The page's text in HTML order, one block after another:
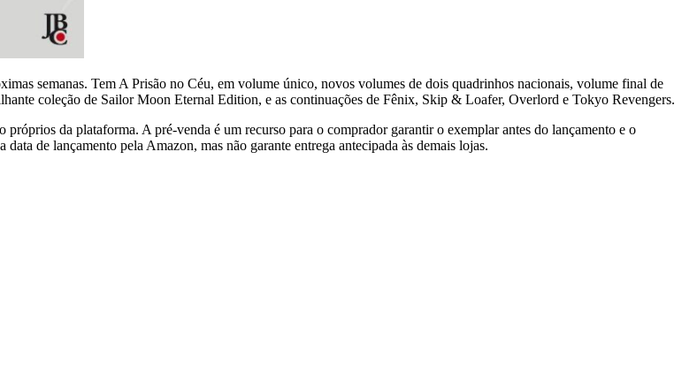
semanas. Tem A Prisão no Céu, em volume único, novos volumes de dois quadrinhos nacionais, volume final de
coleção de Sailor Moon Eternal Edition, e as continuações de Fênix, Skip & Loafer, Overlord e Tokyo Revengers.
da plataforma. A pré-venda é um recurso para o comprador garantir o exemplar antes do lançamento e o
de lançamento pela Amazon, mas não garante entrega antecipada às demais lojas.